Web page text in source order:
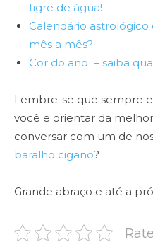
tigre de água!
Calendário astrológico
mês a mês?
Cor do ano – saiba
Lembre-se que sempre
você e orientar da
conversar com um de
baralho cigano?
Grande abraço e até a